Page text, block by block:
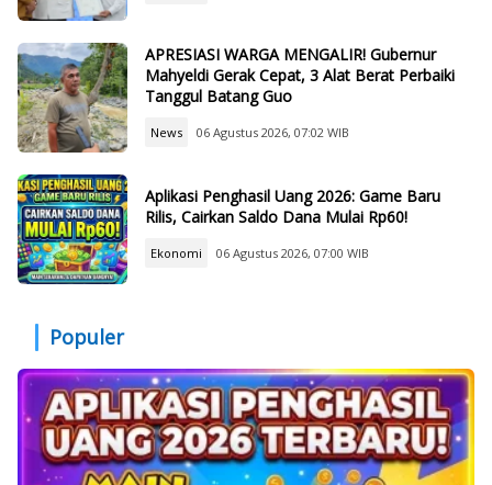
APRESIASI WARGA MENGALIR! Gubernur
Mahyeldi Gerak Cepat, 3 Alat Berat Perbaiki
Tanggul Batang Guo
News 06 Agustus 2026, 07:02 WIB
Aplikasi Penghasil Uang 2026: Game Baru
Rilis, Cairkan Saldo Dana Mulai Rp60!
Ekonomi 06 Agustus 2026, 07:00 WIB
Populer